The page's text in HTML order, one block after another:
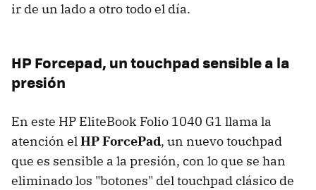
ir de un lado a otro todo el día.
HP Forcepad, un touchpad sensible a la
presión
En este HP EliteBook Folio 1040 G1 llama la
atención elHP ForcePad, un nuevo touchpad
que es sensible a la presión, con lo que se han
eliminado los "botones" del touchpad clásico de